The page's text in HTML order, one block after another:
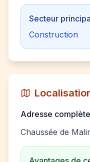
Secteur
Construction
Adresse complète
Chaussée de